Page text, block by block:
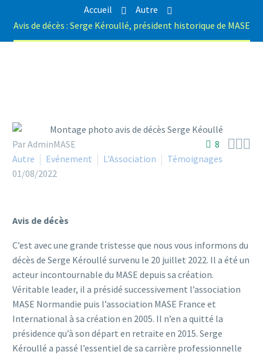
Accueil
Autre
Avis de décès : Serge Kéroullé, président historique de MASE
8 
Par AdminMASE
Autre
Evénement L'Association
Témoignages
01/08/2022
Avis de décès
C’est avec une grande tristesse que nous vous informons du
décès de Serge Kéroullé survenu le 20 juillet 2022. Il a été un
acteur incontournable du MASE depuis sa création.
Véritable leader, il a présidé successivement l’association
MASE Normandie puis l’association MASE France et
International à sa création en 2005. Il n’en a quitté la
présidence qu’à son départ en retraite en 2015. Serge
Kéroullé a passé l’essentiel de sa carrière professionnelle